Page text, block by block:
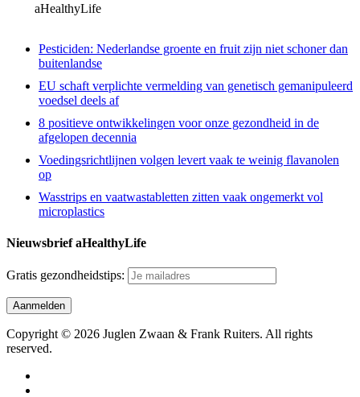
aHealthyLife
Pesticiden: Nederlandse groente en fruit zijn niet schoner dan
buitenlandse
EU schaft verplichte vermelding van genetisch gemanipuleerd
voedsel deels af
8 positieve ontwikkelingen voor onze gezondheid in de
afgelopen decennia
Voedingsrichtlijnen volgen levert vaak te weinig flavanolen
op
Wasstrips en vaatwastabletten zitten vaak ongemerkt vol
microplastics
Nieuwsbrief aHealthyLife
Gratis gezondheidstips:
Copyright © 2026 Juglen Zwaan & Frank Ruiters. All rights
reserved.